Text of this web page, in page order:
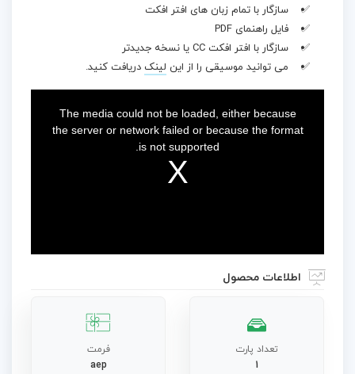
سازگار با تمام زبان های افتر افکت
فایل راهنمای PDF
سازگار با افتر افکت CC یا نسخه جدیدتر
می توانید موسیقی را از این لینک دریافت کنید.
The media could not be loaded, either because
the server or network failed or because the format
is not supported.
اطلاعات محصول
تعداد پارت
1
فرمت
aep